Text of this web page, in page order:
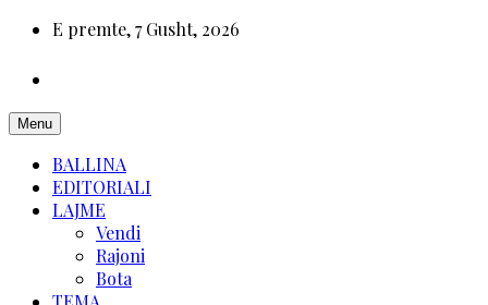
E premte, 7 Gusht, 2026
Menu
BALLINA
EDITORIALI
LAJME
Vendi
Rajoni
Bota